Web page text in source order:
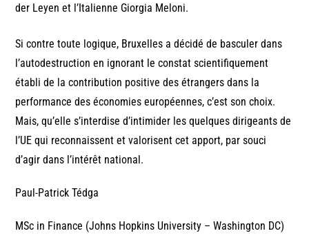
der Leyen et l’Italienne Giorgia Meloni.
Si contre toute logique, Bruxelles a décidé de basculer dans
l’autodestruction en ignorant le constat scientifiquement
établi de la contribution positive des étrangers dans la
performance des économies européennes, c’est son choix.
Mais, qu’elle s’interdise d’intimider les quelques dirigeants de
l’UE qui reconnaissent et valorisent cet apport, par souci
d’agir dans l’intérêt national.
Paul-Patrick Tédga
MSc in Finance (Johns Hopkins University – Washington DC)